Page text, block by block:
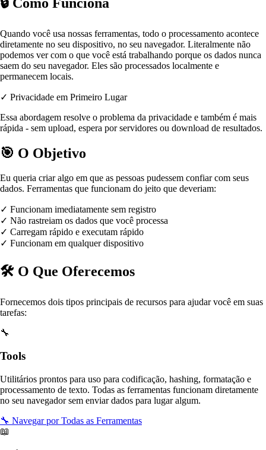
Quando você usa nossas ferramentas, todo o processamento acontece
diretamente no seu dispositivo, no seu navegador. Literalmente não
podemos ver com o que você está trabalhando porque os dados nunca
saem do seu navegador. Eles são processados localmente e
permanecem locais.
✓ Privacidade em Primeiro Lugar
Essa abordagem resolve o problema da privacidade e também é mais
rápida - sem upload, espera por servidores ou download de resultados.
🎯 O Objetivo
Eu queria criar algo em que as pessoas pudessem confiar com seus
dados. Ferramentas que funcionam do jeito que deveriam:
✓ Funcionam imediatamente sem registro
✓ Não rastreiam os dados que você processa
✓ Carregam rápido e executam rápido
✓ Funcionam em qualquer dispositivo
🛠️ O Que Oferecemos
Fornecemos dois tipos principais de recursos para ajudar você em suas
tarefas:
🔧
Tools
Utilitários prontos para uso para codificação, hashing, formatação e
processamento de texto. Todas as ferramentas funcionam diretamente
no seu navegador sem enviar dados para lugar algum.
🔧 Navegar por Todas as Ferramentas
📖